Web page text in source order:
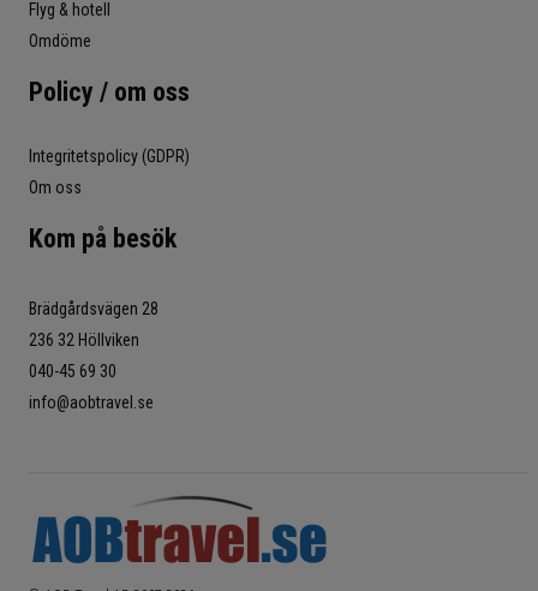
Flyg & hotell
Omdöme
Policy / om oss
Integritetspolicy (GDPR)
Om oss
Kom på besök
Brädgårdsvägen 28
236 32 Höllviken
040-45 69 30
info@aobtravel.se